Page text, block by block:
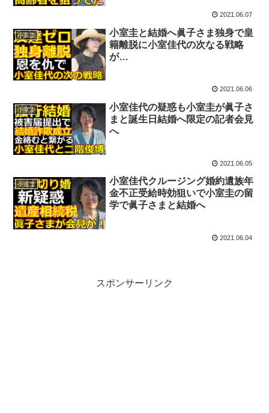
2021.06.07
小室圭
小室圭と結婚へ眞子さま独身で皇
籍離脱に小室佳代の次なる戦略
が…
2021.06.06
小室圭
小室佳代の疑惑も小室圭が眞子さ
まと誕生日結婚へ限定の記者会見
へ
2021.06.05
小室圭
小室佳代クルージング婚約遺族年
金不正受給時効狙いで小室圭の留
学で眞子さまと結婚へ
2021.06.04
スポンサーリンク